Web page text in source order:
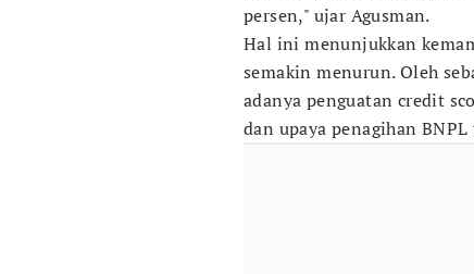
persen," ujar Agusman.
Hal ini menunjukkan
semakin menurun. Oleh
adanya penguatan credit
dan upaya penagihan